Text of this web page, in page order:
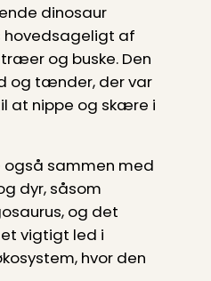
dinosaur
hovedsageligt af
og buske. Den
og tænder, der var
at nippe og skære i
også sammen med
dyr, såsom
og det
vigtigt led i
hvor den